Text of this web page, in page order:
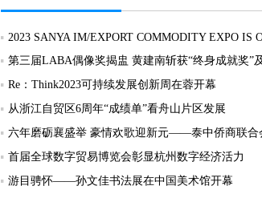
2023 SANYA IM/EXPORT COMMODITY EXPO IS
Re：Think2023可持续发展创新周在蓉开幕
从浙江自贸区6周年“成绩单”看舟山片区发展
首届全球数字贸易博览会彰显杭州数字经济活力
游目骋怀——孙文佳书法展在中国美术馆开幕